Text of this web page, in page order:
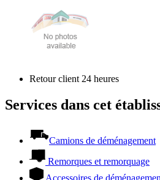
Retour client 24 heures
Services dans cet
Camions de déménagement
Remorques et remorquage